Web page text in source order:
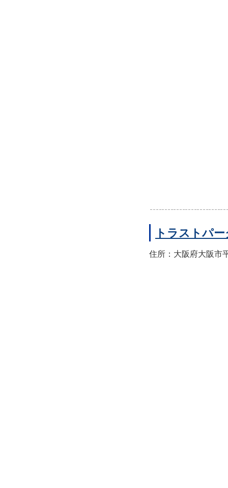
トラストパ
住所：大阪府大阪市